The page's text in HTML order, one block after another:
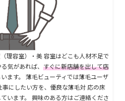
理容室）・美 容室はどこも人材不足で
気があれば、 すぐに新店舗を出して店
ます。 薄毛ビューティでは薄毛ユーザ
にしたい方を、優良な薄毛対 応の床
います。 興味のある方はご連絡くださ